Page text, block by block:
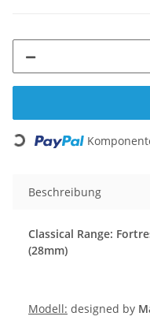
Loading...
Beschreibung
Classical Range:
(28mm)
Modell: designed by